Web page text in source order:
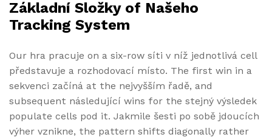
Základní Složky of Našeho
Tracking System
Our hra pracuje on a six-row síti v níž jednotlivá cell
představuje a rozhodovací místo. The first win in a
sekvenci začíná at the nejvyšším řadě, and
subsequent následující wins for the stejný výsledek
populate cells pod it. Jakmile šesti po sobě jdoucích
výher vznikne, the pattern shifts diagonally rather